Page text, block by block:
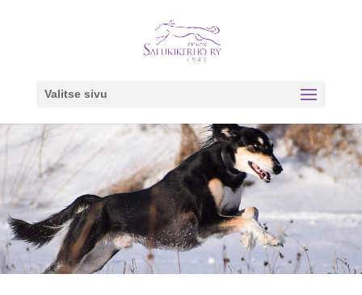
Valitse sivu